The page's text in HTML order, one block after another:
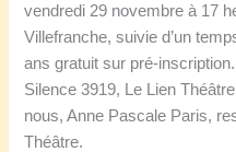
vendredi 29 novembre à 17
Villefranche, suivie d’un
ans gratuit sur pré-inscription.
Silence 3919, Le Lien
nous, Anne Pascale Paris,
Théâtre.